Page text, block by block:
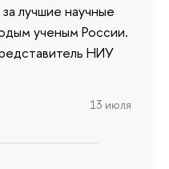
лучшие научные
ученым России.
НИУ
13 июля